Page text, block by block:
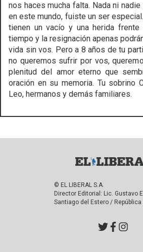
nos haces mucha falta. Nada ni
en este mundo, fuiste un ser
tienen un vacío y una herida
tiempo y la resignación apenas
vida sin vos. Pero a 8 años de tu
no queremos sufrir por vos,
plenitud del amor eterno que
oración en su memoria. Tu sobrino
Leo, hermanos y demás familiares.
© EL LIBERAL S.A.
Director Editorial: Lic. Gustavo
Santiago del Estero / República